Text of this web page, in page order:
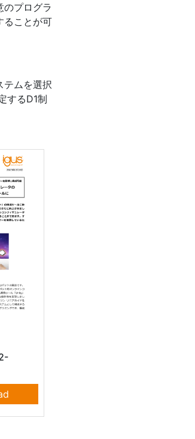
のプログラ
ることが可
テムを選択
するD1制